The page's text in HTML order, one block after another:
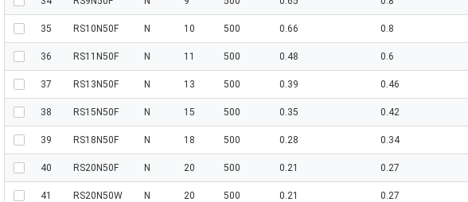
35 RS10N50F N 10 500 0.66 0.8
36 RS11N50F N 11 500 0.48 0.6
37 RS13N50F N 13 500 0.39 0.46
38 RS15N50F N 15 500 0.35 0.42
39 RS18N50F N 18 500 0.28 0.34
40 RS20N50F N 20 500 0.21 0.27
41 RS20N50W N 20 500 0.21 0.27